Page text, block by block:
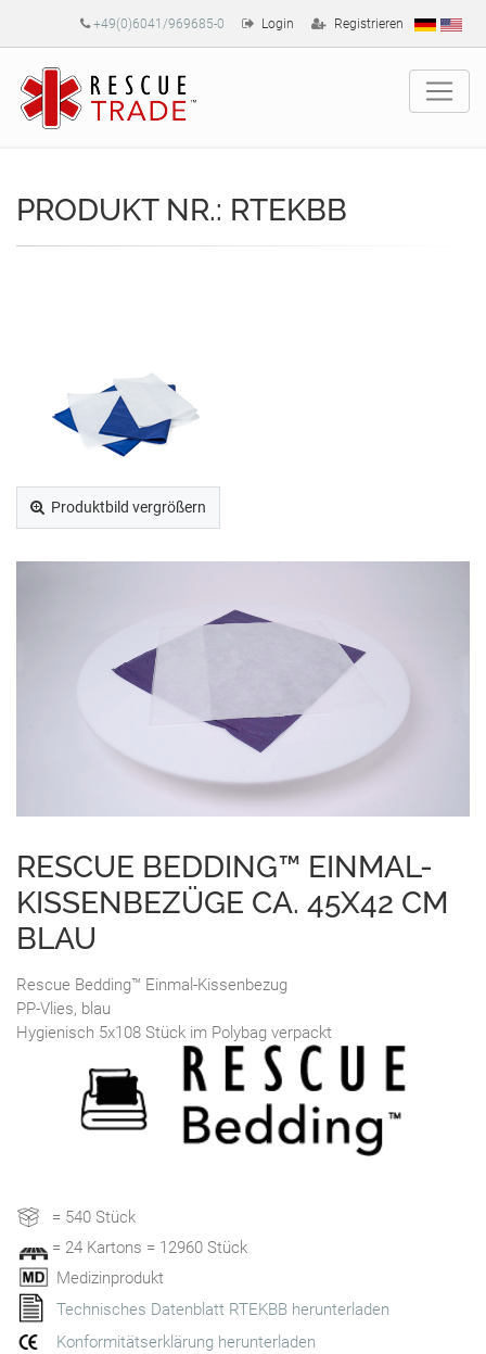
+49(0)6041/969685-0 Login Registrieren
PRODUKT NR.: RTEKBB
Produktbild vergrößern
RESCUE BEDDING™ EINMAL-
KISSENBEZÜGE CA. 45X42 CM
BLAU
Rescue Bedding™ Einmal-Kissenbezug
PP-Vlies, blau
Hygienisch 5x108 Stück im Polybag verpackt
= 540 Stück
= 24 Kartons = 12960 Stück
Medizinprodukt
Technisches Datenblatt RTEKBB herunterladen
Konformitätserklärung herunterladen